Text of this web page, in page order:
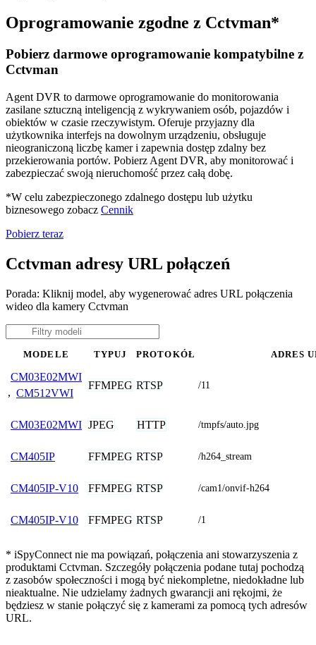
Oprogramowanie zgodne z Cctvman*
Pobierz darmowe oprogramowanie kompatybilne z
Cctvman
Agent DVR to darmowe oprogramowanie do monitorowania
zasilane sztuczną inteligencją z wykrywaniem osób, pojazdów i
obiektów w czasie rzeczywistym. Oferuje przyjazny dla
użytkownika interfejs na dowolnym urządzeniu, obsługuje
nieograniczoną liczbę kamer i zapewnia dostęp zdalny bez
przekierowania portów. Pobierz Agent DVR, aby monitorować i
zabezpieczać swoją nieruchomość przez całą dobę.
*W celu zabezpieczonego zdalnego dostępu lub użytku
biznesowego zobacz Cennik
Pobierz teraz
Cctvman adresy URL połączeń
Porada: Kliknij model, aby wygenerować adres URL połączenia
wideo dla kamery Cctvman
MODELE TYPUJ PROTOKÓŁ ADRES
CM03E02MWI
, CM512VWI
FFMPEG RTSP /11
CM03E02MWI JPEG HTTP /tmpfs/auto.jpg
CM405IP FFMPEG RTSP /h264_stream
CM405IP-V10 FFMPEG RTSP /cam1/onvif-h264
CM405IP-V10 FFMPEG RTSP /1
* iSpyConnect nie ma powiązań, połączenia ani stowarzyszenia z
produktami Cctvman. Szczegóły połączenia podane tutaj pochodzą
z zasobów społeczności i mogą być niekompletne, niedokładne lub
nieaktualne. Nie udzielamy żadnych gwarancji ani rękojmi, że
będziesz w stanie połączyć się z kamerami za pomocą tych adresów
URL.